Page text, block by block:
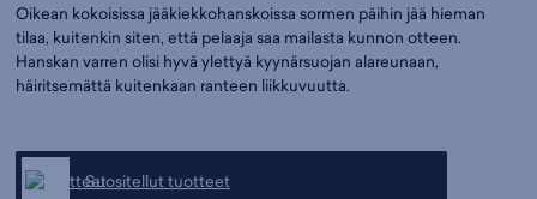
Oikean kokoisissa jääkiekkohanskoissa sormen päihin jää hieman
tilaa, kuitenkin siten, että pelaaja saa mailasta kunnon otteen.
Hanskan varren olisi hyvä ylettyä kyynärsuojan alareunaan,
häiritsemättä kuitenkaan ranteen liikkuvuutta.
Suositellut tuotteet